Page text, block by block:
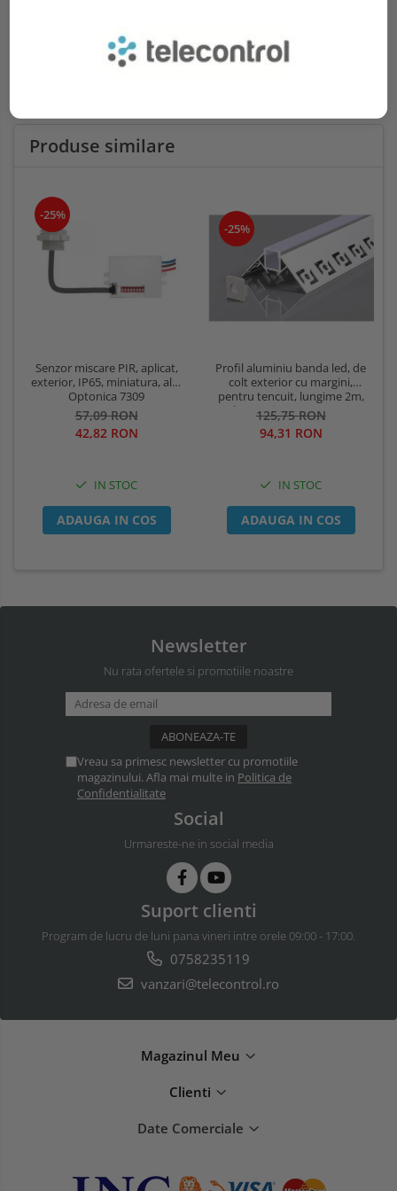
Informatii conformitate produs
Produse similare
-25%
Senzor miscare PIR, aplicat,
exterior, IP65, miniatura, alb,
Optonica 7309
57,09 RON
42,82 RON
IN STOC
ADAUGA IN COS
-25%
Profil aluminiu banda led, de
colt exterior cu margini,
pentru tencuit, lungime 2m,
culoare gri natur, Optonica
5165
125,75 RON
94,31 RON
IN STOC
ADAUGA IN COS
Newsletter
Nu rata ofertele si promotiile noastre
Vreau sa primesc newsletter cu promotiile
magazinului. Afla mai multe in Politica de
Confidentialitate
Social
Urmareste-ne in social media
Suport clienti
Program de lucru de luni pana vineri intre orele 09:00 - 17:00.
0758235119
vanzari@telecontrol.ro
Magazinul Meu
Clienti
Date Comerciale